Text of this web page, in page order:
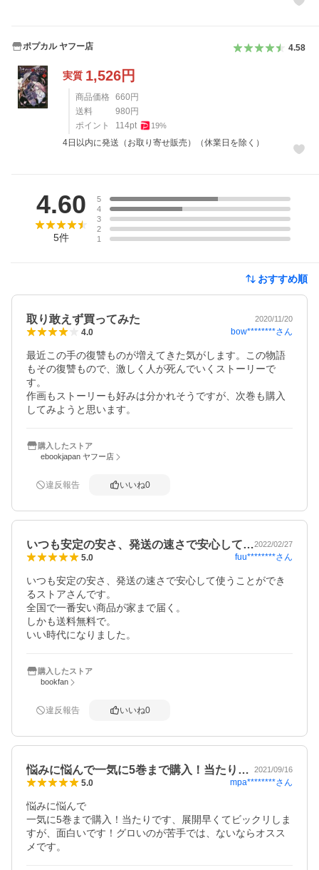
ポプカル ヤフー店 4.58
実質 1,526円
商品価格 660 円
送料
980 円
ポイント
114pt 19%
4日以内に発送（お取り寄せ販売）（休業日を除く）
4.60
5件
5
4
3
2
1
おすすめ順
取り敢えず買ってみた 2020/11/20
4.0 bow********さん
最近この手の復讐ものが増えてきた気がします。この物語
もその復讐もので、激しく人が死んでいくストーリーで
す。
作画もストーリーも好みは分かれそうですが、次巻も購入
してみようと思います。
購入したストア
ebookjapan ヤフー店
違反報告 いいね0
いつも安定の安さ、発送の速さで安心して…2022/02/27
5.0 fuu********さん
いつも安定の安さ、発送の速さで安心して使うことができ
るストアさんです。
全国で一番安い商品が家まで届く。
しかも送料無料で。
購入したストア
bookfan
違反報告 いいね0
悩みに悩んで一気に5巻まで購入！当たり… 2021/09/16
5.0 mpa********さん
悩みに悩んで
一気に5巻まで購入！当たりです、展開早くてビックリしま
すが、面白いです！グロいのが苦手では、ないならオスス
メです。